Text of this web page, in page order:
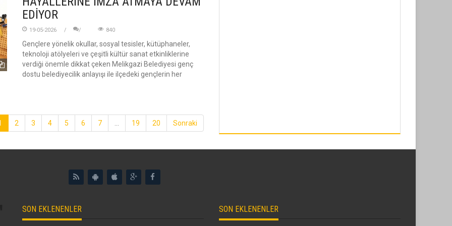
EDİYOR
19-05-2026 840
Gençlere yönelik okullar, sosyal tesisler, kütüphaneler,
teknoloji atölyeleri ve çeşitli kültür sanat etkinliklerine
verdiği önemle dikkat çeken Melikgazi Belediyesi genç
dostu belediyecilik anlayışı ile ilçedeki gençlerin her
2 3 4 5 6 7 19 20 Sonraki
SON EKLENENLER SON EKLENENLER